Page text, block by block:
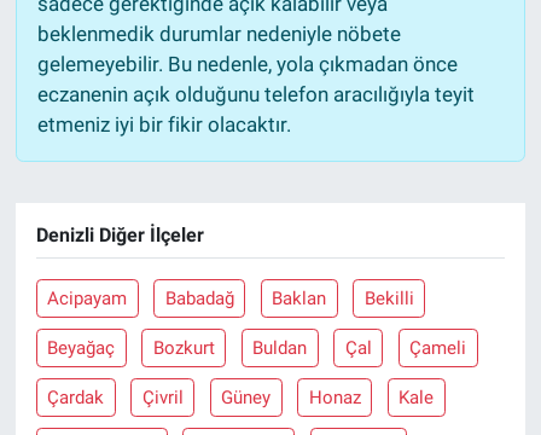
beklenmedik durumlar nedeniyle nöbete
gelemeyebilir. Bu nedenle, yola çıkmadan önce
eczanenin açık olduğunu telefon aracılığıyla teyit
etmeniz iyi bir fikir olacaktır.
Denizli Diğer İlçeler
Acipayam Babadağ Baklan Bekilli
Beyağaç Bozkurt Buldan Çal Çameli
Çardak Çivril Güney Honaz Kale